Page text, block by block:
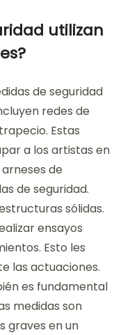
utilizan
de seguridad
redes de
Estas
a los artistas en
de
de seguridad.
sólidas.
ensayos
Esto les
las actuaciones.
es fundamental
medidas son
graves en un